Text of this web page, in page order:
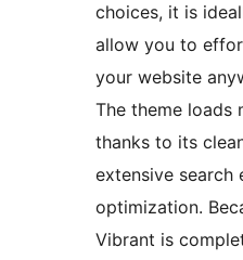
choices, it is
allow you to
your website
The theme loads
thanks to its
extensive search
optimization.
Vibrant is